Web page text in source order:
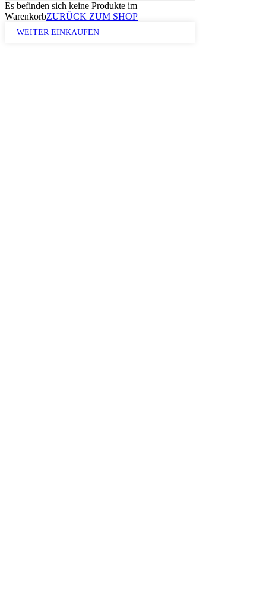
Es befinden sich keine Produkte im
WarenkorbZURÜCK ZUM SHOP
WEITER EINKAUFEN